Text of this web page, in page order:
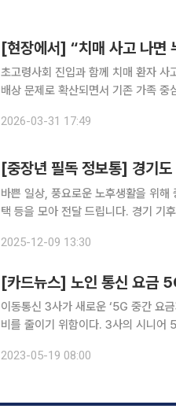
[현장에서] “치매 사고 나면
초고령사회 진입과 함께 치매 환자
배상 문제로 확산되면서 기존 가족 중심
봄과 사회안전망 강화를 위한 국회 토
2026-03-31 17:49
[중장년 필독 정보통] 경기
바쁜 일상, 풍요로운 노후생활을 위
택 등을 모아 전달 드립니다. 경기 기후보험 시행, 기후재난도 지원받을 수 있다! 경기도가 전국 최초
가운데 98%인 4만 1444
2025-12-09 13:30
[카드뉴스] 노인 통신 요금
이동통신 3사가 새로운 ‘5G 중간 요
비를 줄이기 위함이다. 3사의 시니어 5G 요금제를 가입 가능한 나이에 따라 정리했다. SKT ㆍ 1인
인
2023-05-19 08:00